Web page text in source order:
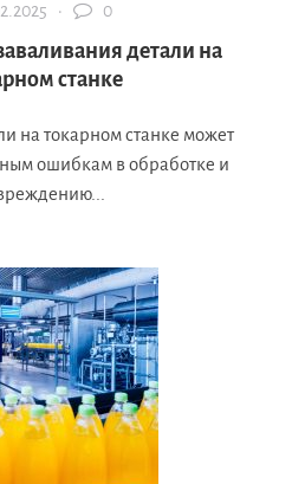
· 0
детали на
станке
на токарном станке может
ошибкам в обработке и